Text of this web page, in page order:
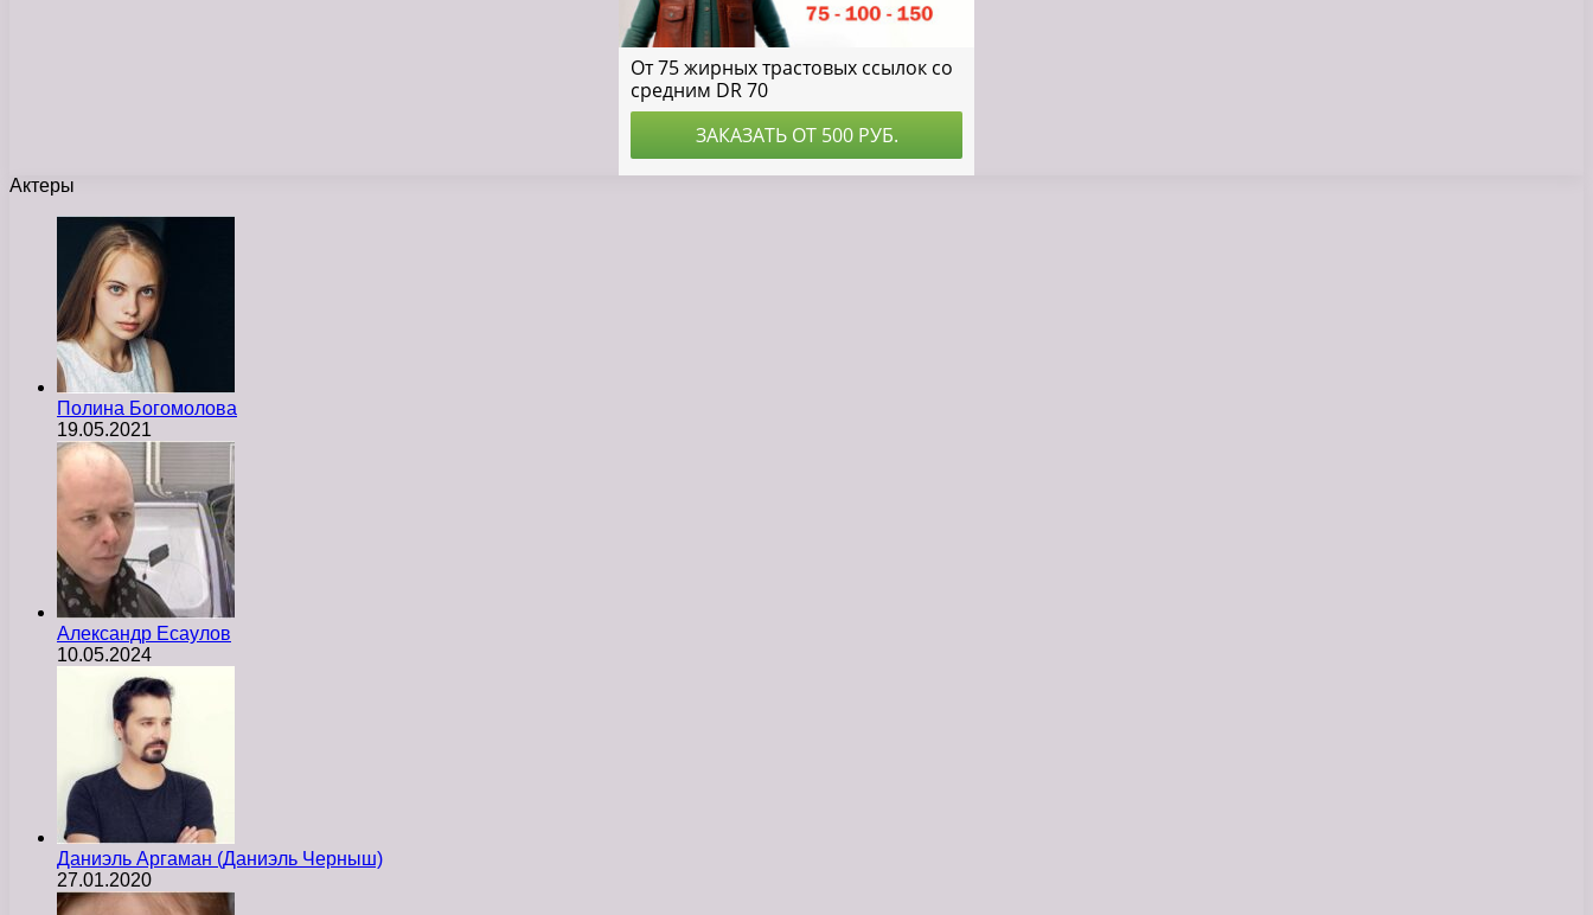
Актеры
Полина Богомолова
19.05.2021
Александр Есаулов
10.05.2024
Даниэль Аргаман (Даниэль Черныш)
27.01.2020